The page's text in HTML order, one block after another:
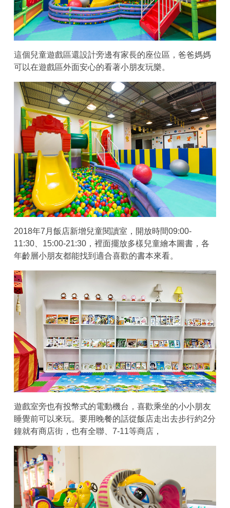
這個兒童遊戲區還設計旁邊有家長的座位區，爸爸媽媽
可以在遊戲區外面安心的看著小朋友玩樂。
2018年7月飯店新增兒童閱讀室，開放時間09:00-
11:30、15:00-21:30，裡面擺放多樣兒童繪本圖書，各
年齡層小朋友都能找到適合喜歡的書本來看。
遊戲室旁也有投幣式的電動機台，喜歡乘坐的小小朋友
睡覺前可以來玩。要用晚餐的話從飯店走出去步行約2分
鐘就有商店街，也有全聯、7-11等商店，